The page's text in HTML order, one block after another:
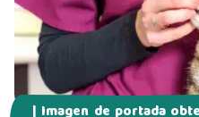
| Imagen de portada